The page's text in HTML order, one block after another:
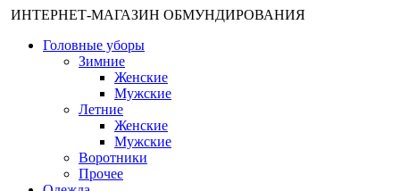
ИНТЕРНЕТ-МАГАЗИН ОБМУНДИРОВАНИЯ
Головные уборы
Зимние
Женские
Мужские
Летние
Женские
Мужские
Воротники
Прочее